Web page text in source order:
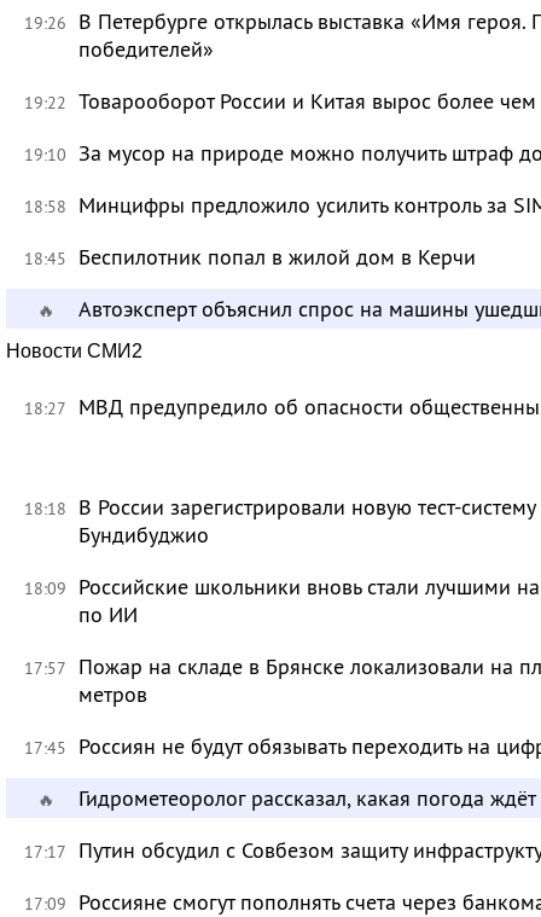
19:26
В Петербурге открылась выставка «Имя героя.
победителей»
19:22 Товарооборот России и Китая вырос более чем
19:10 За мусор на природе можно получить штраф
18:58 Минцифры предложило усилить контроль за
18:45 Беспилотник попал в жилой дом в Керчи
🔥 Автоэксперт объяснил спрос на машины
Новости СМИ2
18:27 МВД предупредило об опасности
18:18
В России зарегистрировали новую тест-
Бундибуджио
18:09
Российские школьники вновь стали лучшими
по ИИ
17:57
Пожар на складе в Брянске локализовали на
метров
17:45 Россиян не будут обязывать переходить на
🔥 Гидрометеоролог рассказал, какая погода
17:17 Путин обсудил с Совбезом защиту
17:09 Россияне смогут пополнять счета через